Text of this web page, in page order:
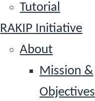
Tutorial
RAKIP Initiative
About
Mission &
Objectives